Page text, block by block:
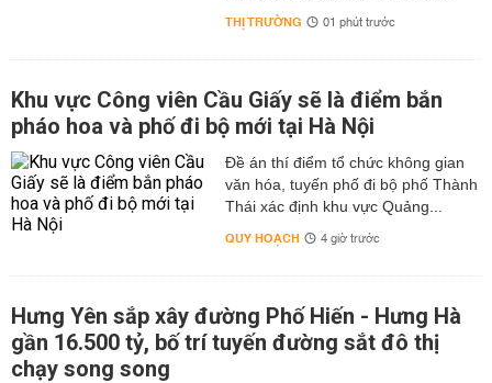
THỊ TRƯỜNG 01 phút trước
Khu vực Công viên Cầu Giấy sẽ là điểm bắn
pháo hoa và phố đi bộ mới tại Hà Nội
Đề án thí điểm tổ chức không gian
văn hóa, tuyến phố đi bộ phố Thành
Thái xác định khu vực Quảng...
QUY HOẠCH 4 giờ trước
Hưng Yên sắp xây đường Phố Hiến - Hưng Hà
gần 16.500 tỷ, bố trí tuyến đường sắt đô thị
chạy song song